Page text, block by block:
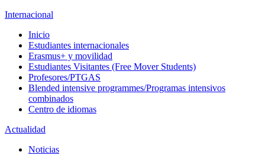
Internacional
Inicio
Estudiantes internacionales
Erasmus+ y movilidad
Estudiantes Visitantes (Free Mover Students)
Profesores/PTGAS
Blended intensive programmes/Programas intensivos
combinados
Centro de idiomas
Actualidad
Noticias